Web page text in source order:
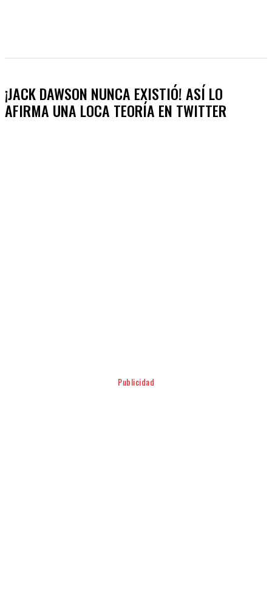
¡JACK DAWSON NUNCA EXISTIÓ! ASÍ LO
AFIRMA UNA LOCA TEORÍA EN TWITTER
Publicidad